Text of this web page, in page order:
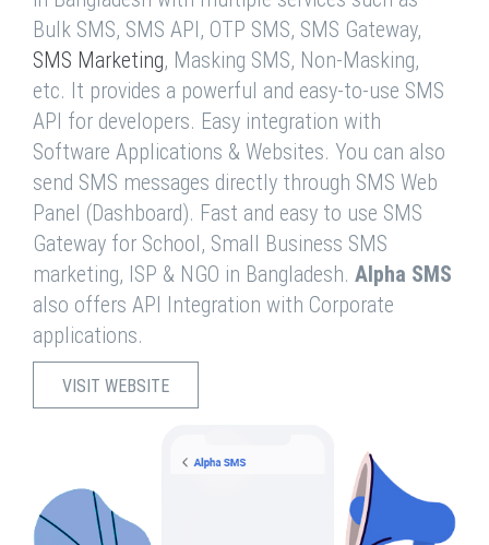
Bulk SMS, SMS API, OTP SMS, SMS Gateway,
SMS Marketing, Masking SMS, Non-Masking,
etc. It provides a powerful and easy-to-use SMS
API for developers. Easy integration with
Software Applications & Websites. You can also
send SMS messages directly through SMS Web
Panel (Dashboard). Fast and easy to use SMS
Gateway for School, Small Business SMS
marketing, ISP & NGO in Bangladesh. Alpha SMS
also offers API Integration with Corporate
applications.
VISIT WEBSITE